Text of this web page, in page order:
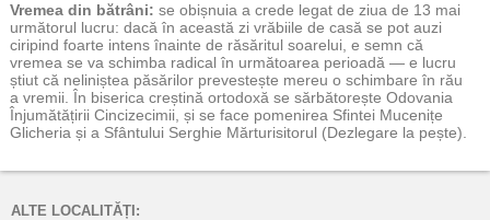
Vremea din bătrâni: se obișnuia a crede legat de ziua de 13 mai
următorul lucru: dacă în această zi vrăbiile de casă se pot auzi
ciripind foarte intens înainte de răsăritul soarelui, e semn că
vremea se va schimba radical în următoarea perioadă — e lucru
știut că neliniștea păsărilor prevestește mereu o schimbare în rău
a vremii. În biserica creștină ortodoxă se sărbătorește Odovania
Înjumătățirii Cincizecimii, și se face pomenirea Sfintei Mucenițe
Glicheria și a Sfântului Serghie Mărturisitorul (Dezlegare la pește).
ALTE LOCALITĂȚI: